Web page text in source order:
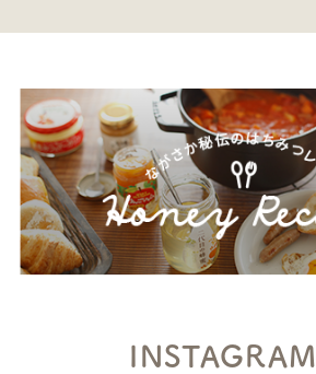
INSTAGRAM